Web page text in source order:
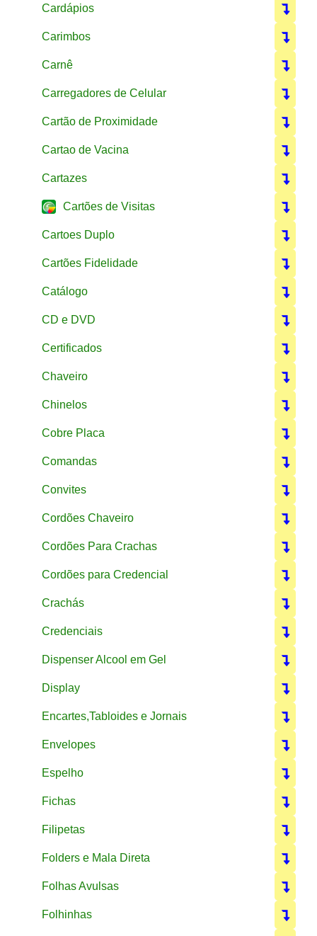
Cardápios
Carimbos
Carnê
Carregadores de Celular
Cartão de Proximidade
Cartao de Vacina
Cartazes
Cartões de Visitas
Cartoes Duplo
Cartões Fidelidade
Catálogo
CD e DVD
Certificados
Chaveiro
Chinelos
Cobre Placa
Comandas
Convites
Cordões Chaveiro
Cordões Para Crachas
Cordões para Credencial
Crachás
Credenciais
Dispenser Alcool em Gel
Display
Encartes,Tabloides e Jornais
Envelopes
Espelho
Fichas
Filipetas
Folders e Mala Direta
Folhas Avulsas
Folhinhas